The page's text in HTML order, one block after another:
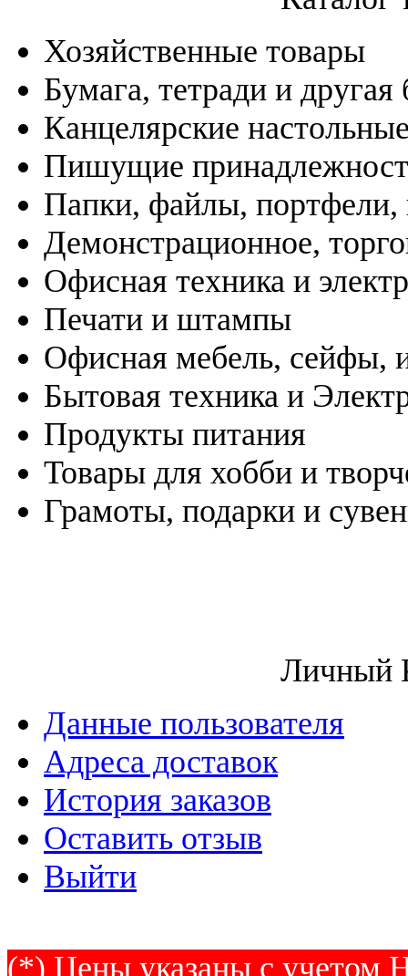
Хозяйственные товары
Бумага, тетради и
Канцелярские
Пишущие
Папки, файлы, портфели,
Демонстрационное,
Офисная техника и
Печати и штампы
Офисная мебель, сейфы,
Бытовая техника и
Продукты питания
Товары для хобби и
Грамоты, подарки и
Личный
Данные пользователя
Адреса доставок
История заказов
Оставить отзыв
Выйти
(*) Цены указаны c учетом